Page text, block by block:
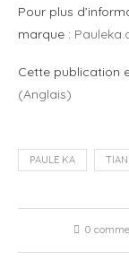
Pour plus
marque :
Cette publication
(Anglais)
PAULE KA
0